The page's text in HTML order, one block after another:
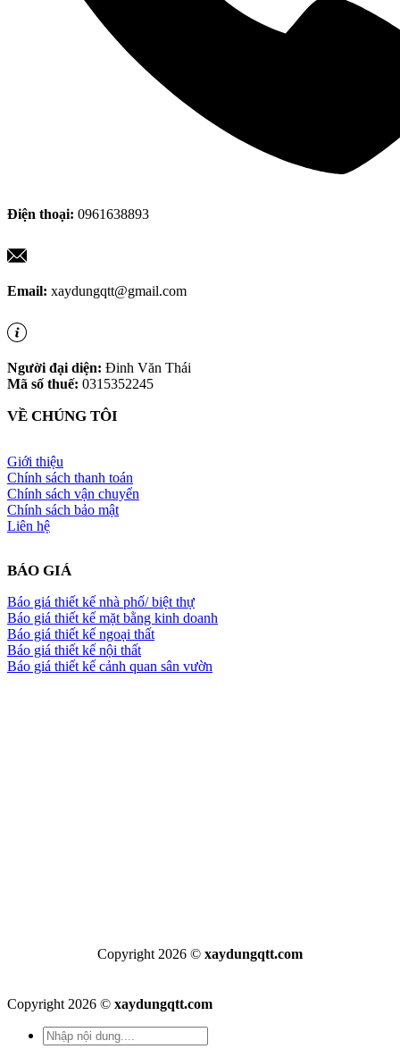
Điện thoại: 0961638893
Email: xaydungqtt@gmail.com
Người đại diện: Đinh Văn Thái
Mã số thuế: 0315352245
VỀ CHÚNG TÔI
Giới thiệu
Chính sách thanh toán
Chính sách vận chuyển
Chính sách bảo mật
Liên hệ
BÁO GIÁ
Báo giá thiết kế nhà phố/ biệt thự
Báo giá thiết kế mặt bằng kinh doanh
Báo giá thiết kế ngoại thất
Báo giá thiết kế nội thất
Báo giá thiết kế cảnh quan sân vườn
Copyright 2026 © xaydungqtt.com
Copyright 2026 © xaydungqtt.com